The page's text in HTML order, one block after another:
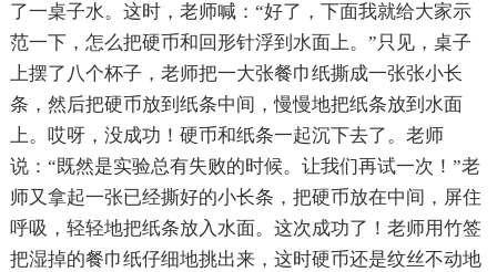
了一桌子水。这时，老师喊：“好了，下面我就给大家示
范一下，怎么把硬币和回形针浮到水面上。”只见，桌子
上摆了八个杯子，老师把一大张餐巾纸撕成一张张小长
条，然后把硬币放到纸条中间，慢慢地把纸条放到水面
上。哎呀，没成功！硬币和纸条一起沉下去了。老师
说：“既然是实验总有失败的时候。让我们再试一次！”老
师又拿起一张已经撕好的小长条，把硬币放在中间，屏住
呼吸，轻轻地把纸条放入水面。这次成功了！老师用竹签
把湿掉的餐巾纸仔细地挑出来，这时硬币还是纹丝不动地